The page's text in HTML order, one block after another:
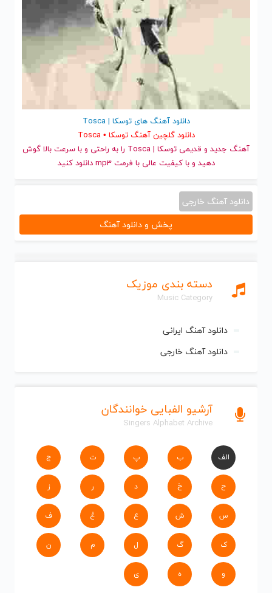
دسته بندی موزیک
Music Category
دانلود آهنگ ایرانی
دانلود آهنگ خارجی
آرشیو الفبایی خوانندگان
Singers Alphabet Archive
الف ب پ ت ج
ح خ د ر ز
س ش ع غ ف
ک گ ل م ن
و ه ی
دانلود آهنگ های توسکا | Tosca
دانلود گلچین آهنگ توسکا • Tosca
آهنگ جدید
و قدیمی توسکا | Tosca را به راحتی و با سرعت بالا گوش
دهید و با کیفیت عالی با فرمت mp3 دانلود کنید
دانلود آهنگ خارجی
پخش و دانلود آهنگ